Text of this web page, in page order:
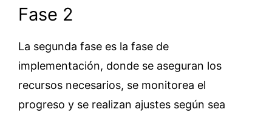
Fase 2
La segunda fase es la fase de
implementación, donde se aseguran los
recursos necesarios, se monitorea el
progreso y se realizan ajustes según sea